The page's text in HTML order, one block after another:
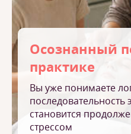
Осознанный
практике
Вы уже понимаете
последовательность
становится
стрессом